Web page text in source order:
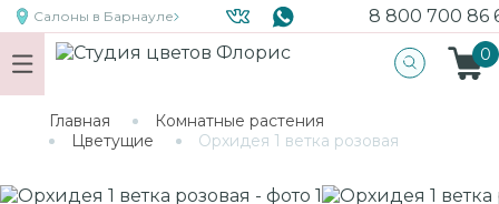
Салоны в Барнауле 8 800 700 86
0
Главная
Комнатные растения
Цветущие
Орхидея 1 ветка розовая